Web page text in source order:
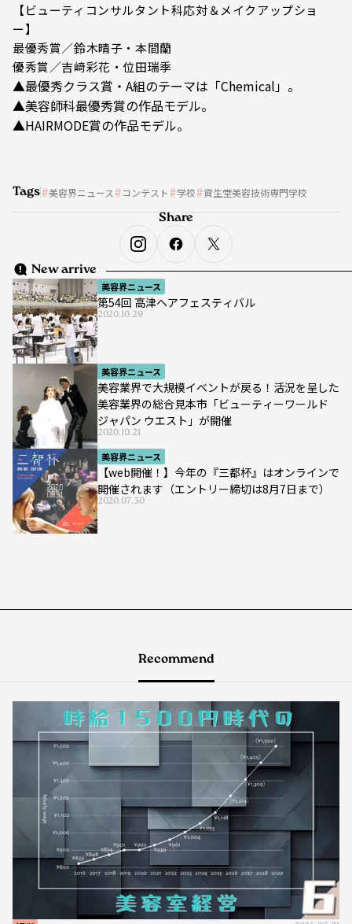
【ビューティコンサルタント科応対＆メイクアップショ
ー】
最優秀賞／鈴木晴子・本間蘭
優秀賞／吉﨑彩花・位田瑞季
▲最優秀クラス賞・A組のテーマは「Chemical」。
▲美容師科最優秀賞の作品モデル。
▲HAIRMODE賞の作品モデル。
Tags 美容界ニュース コンテスト 学校 資生堂美容技術専門学校
New arrive
美容界ニュース
第54回 高津ヘアフェスティバル
2020.10.29
美容界ニュース
美容業界で大規模イベントが戻る！活況を呈した
美容業界の総合見本市「ビューティーワールド
ジャパン ウエスト」が開催
2020.10.21
美容界ニュース
【web開催！】今年の『三都杯』はオンラインで
開催されます（エントリー締切は8月7日まで）
2020.07.30
Share
Recommend